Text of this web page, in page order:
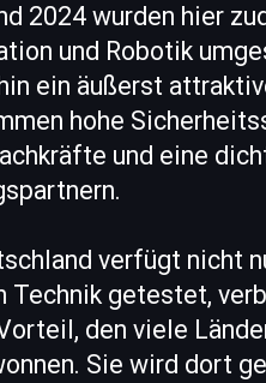
2024 wurden hier
und Robotik
ein äußerst
hohe
und eine
verfügt nicht
Technik getestet,
den viele
Sie wird dort